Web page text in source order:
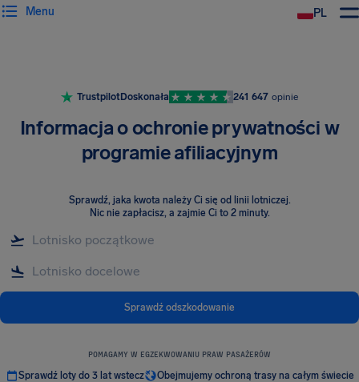
PL
Menu
TrustpilotDoskonała 241 647 opinie
Informacja o ochronie prywatności w
programie afiliacyjnym
Sprawdź, jaka kwota należy Ci się od linii lotniczej.
Nic nie zapłacisz, a zajmie Ci to 2 minuty.
Sprawdź odszkodowanie
POMAGAMY W EGZEKWOWANIU PRAW PASAŻERÓW
Sprawdź loty do 3 lat wstecz
Obejmujemy ochroną trasy na całym świecie